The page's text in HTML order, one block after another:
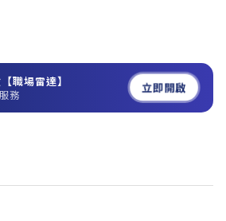
職場雷達】
務 立即開啟